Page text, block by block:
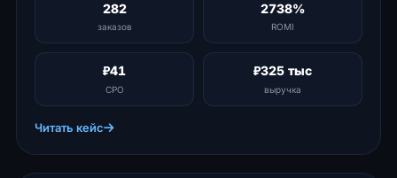
282
заказов
2738%
ROMI
₽41
CPO
₽325 тыс
выручка
Читать кейс